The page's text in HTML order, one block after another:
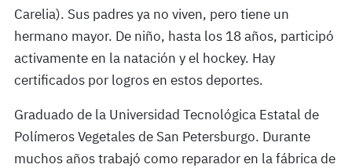
Carelia). Sus padres ya no viven, pero tiene un
hermano mayor. De niño, hasta los 18 años, participó
activamente en la natación y el hockey. Hay
certificados por logros en estos deportes.
Graduado de la Universidad Tecnológica Estatal de
Polímeros Vegetales de San Petersburgo. Durante
muchos años trabajó como reparador en la fábrica de